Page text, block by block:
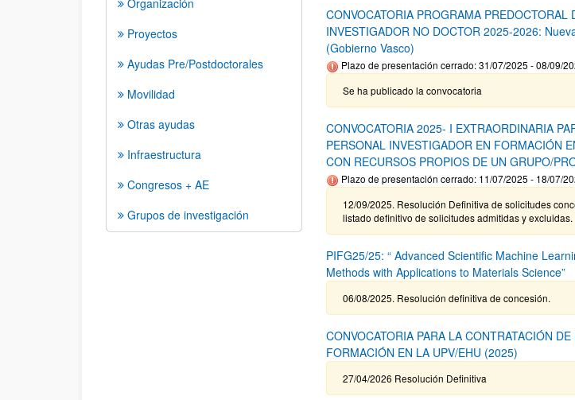
Organización
Proyectos
Ayudas Pre/Postdoctorales
Movilidad
Otras ayudas
Infraestructura
Congresos + AE
Grupos de investigación
CONVOCATORIA PROGRAMA
INVESTIGADOR NO DOCTOR 2025-2026:
(Gobierno Vasco)
Plazo de presentación cerrado: 31/07/2025 - 08/09/
Se ha publicado la convocatoria
CONVOCATORIA 2025- I EXTRAORDINARIA
PERSONAL INVESTIGADOR EN FORMACIÓN
CON RECURSOS PROPIOS DE UN GRUPO/
Plazo de presentación cerrado: 11/07/2025 - 18/07/
12/09/2025. Resolución Definitiva de solicitudes
listado definitivo de solicitudes admitidas y excluidas.
PIFG25/25: “ Advanced Scientific Machine
Methods with Applications to Materials Science”
06/08/2025. Resolución definitiva de concesión.
CONVOCATORIA PARA LA CONTRATACIÓN
FORMACIÓN EN LA UPV/EHU (2025)
27/04/2026 Resolución Definitiva